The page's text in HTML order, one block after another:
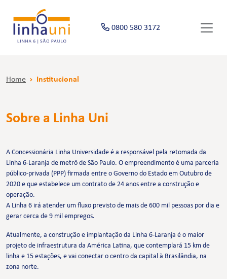
0800 580 3172
Home Institucional
Sobre a Linha Uni
A Concessionária Linha Universidade é a responsável pela retomada da
Linha 6-Laranja de metrô de São Paulo. O empreendimento é uma parceria
público-privada (PPP) firmada entre o Governo do Estado em Outubro de
2020 e que estabelece um contrato de 24 anos entre a construção e
operação.
A Linha 6 irá atender um fluxo previsto de mais de 600 mil pessoas por dia e
gerar cerca de 9 mil empregos.
Atualmente, a construção e implantação da Linha 6-Laranja é o maior
projeto de infraestrutura da América Latina, que contemplará 15 km de
linha e 15 estações, e vai conectar o centro da capital à Brasilândia, na
zona norte.